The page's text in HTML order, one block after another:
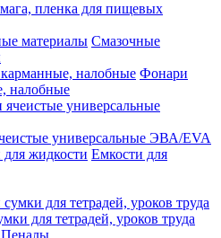
пленка для пищевых
Смазочные
Фонари
налобные
универсальные ЭВА/EVA
Емкости для
для тетрадей, уроков труда
Пеналы